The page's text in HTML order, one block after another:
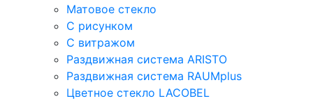
Матовое стекло
C рисунком
C витражом
Раздвижная система ARISTO
Раздвижная система RAUMplus
Цветное стекло LACOBEL